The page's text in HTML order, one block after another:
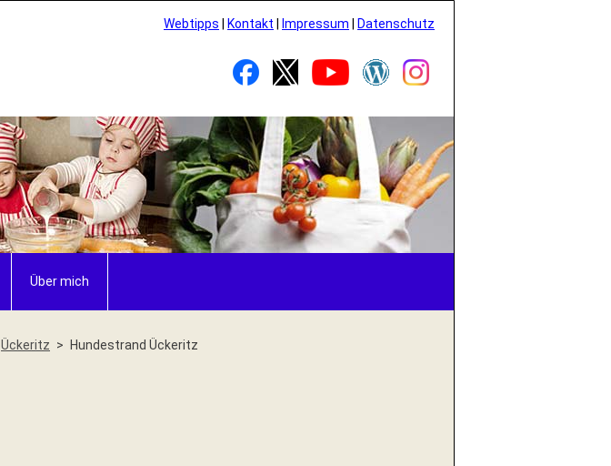
Webtipps Kontakt Impressum Datenschutz
Über mich
Ückeritz Hundestrand Ückeritz